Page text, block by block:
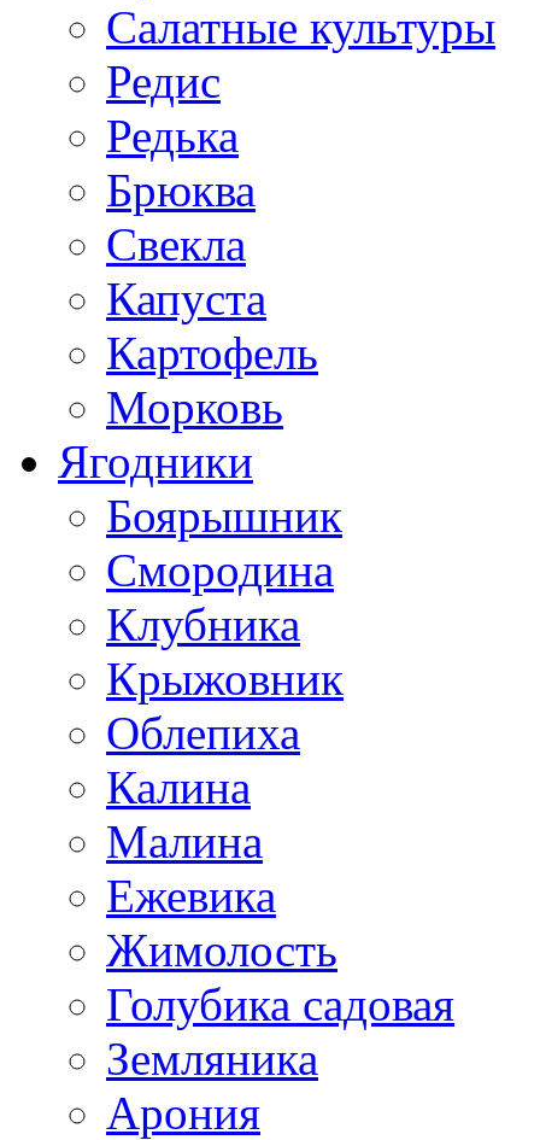
Салатные культуры
Редис
Редька
Брюква
Свекла
Капуста
Картофель
Морковь
Ягодники
Боярышник
Смородина
Клубника
Крыжовник
Облепиха
Калина
Малина
Ежевика
Жимолость
Голубика садовая
Земляника
Арония